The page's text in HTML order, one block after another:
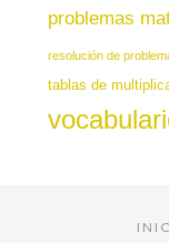
problemas
resolución de
tablas de